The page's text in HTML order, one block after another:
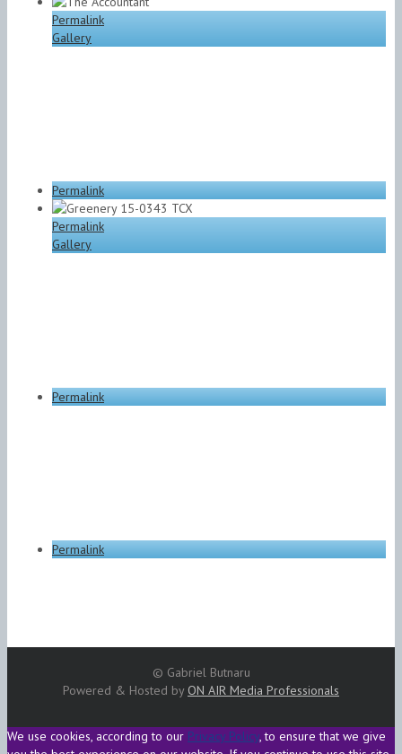
Permalink
Gallery
Permalink
Permalink
Gallery
Permalink
Permalink
© Gabriel Butnaru
Powered & Hosted by ON AIR Media Professionals
We use cookies, according to our Privacy Policy, to ensure that we give